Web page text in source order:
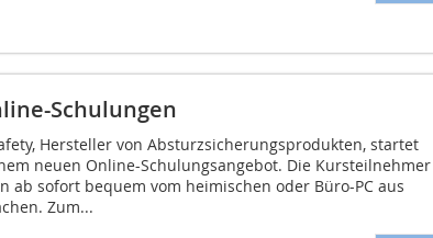
Schulungen
Hersteller von Absturzsicherungsprodukten, startet
neuen Online-Schulungsangebot. Die Kursteilnehmer
ab sofort bequem vom heimischen oder Büro-PC aus
Zum...